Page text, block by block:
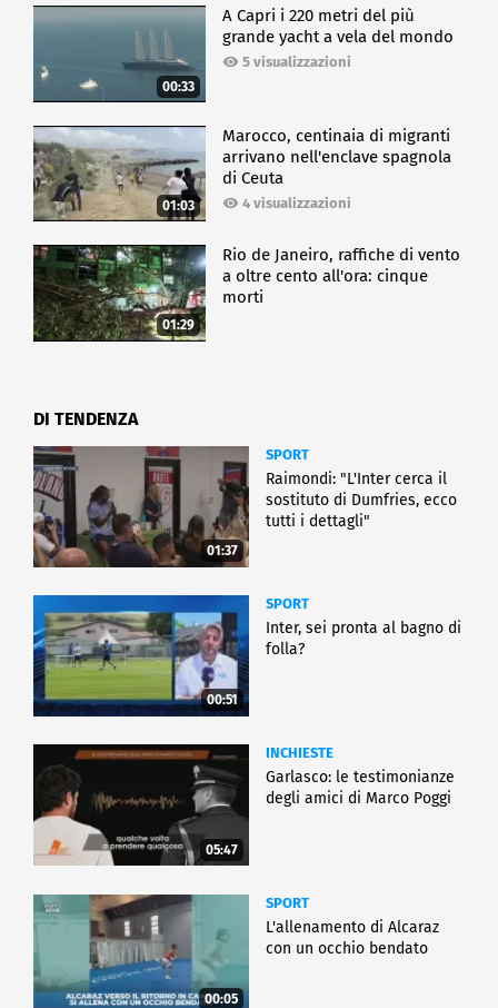
00:33
A Capri i 220 metri del più
grande yacht a vela del mondo
5 visualizzazioni
01:03
Marocco, centinaia di migranti
arrivano nell'enclave spagnola
di Ceuta
4 visualizzazioni
01:29
Rio de Janeiro, raffiche di vento
a oltre cento all'ora: cinque
morti
DI TENDENZA
01:37
SPORT
Raimondi: "L'Inter cerca il
sostituto di Dumfries, ecco
tutti i dettagli"
00:51
SPORT
Inter, sei pronta al bagno di
folla?
05:47
INCHIESTE
Garlasco: le testimonianze
degli amici di Marco Poggi
00:05
SPORT
L'allenamento di Alcaraz
con un occhio bendato